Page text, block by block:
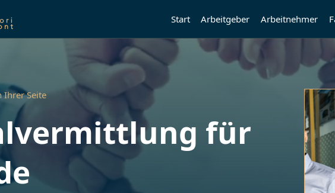
Start Arbeitgeber Arbeitnehmer
Ihrer Seite
für